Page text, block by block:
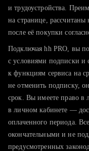
тратите много
хотите сравнить
и трудоустройства.
на странице,
после её покупки
Подключая hh PRO, вы
с условиями подписки и
к функциям сервиса на
не отменить подписку,
срок. Вы имеете право в
в личном кабинете —
оплаченного периода.
окончательными и не
предусмотренных